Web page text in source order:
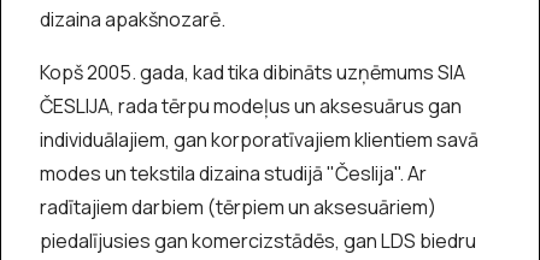
dizaina apakšnozarē.
Kopš 2005. gada, kad tika dibināts uzņēmums SIA
ČESLIJA, rada tērpu modeļus un aksesuārus gan
individuālajiem, gan korporatīvajiem klientiem savā
modes un tekstila dizaina studijā "Česlija". Ar
radītajiem darbiem (tērpiem un aksesuāriem)
piedalījusies gan komercizstādēs, gan LDS biedru